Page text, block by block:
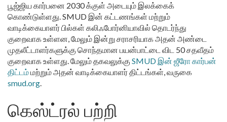
பூஜ்ஜிய கார்பனை 2030 க்குள் அடையும் இலக்கைக்
கொண்டுள்ளது. SMUD இன் கட்டணங்கள் மற்றும்
வாடிக்கையாளர் பில்கள் கலிஃபோர்னியாவில் தொடர்ந்து
குறைவாக உள்ளன, மேலும் இன்று சராசரியாக அதன் அண்டை
முதலீட்டாளர்களுக்கு சொந்தமான பயன்பாட்டை விட 50 சதவீதம்
குறைவாக உள்ளது. மேலும் தகவலுக்கு SMUD இன் ஜீரோ கார்பன்
திட்டம்மற்றும் அதன் வாடிக்கையாளர் திட்டங்கள், வருகை
smud.org.
கெஸ்ட்ரல் பற்றி